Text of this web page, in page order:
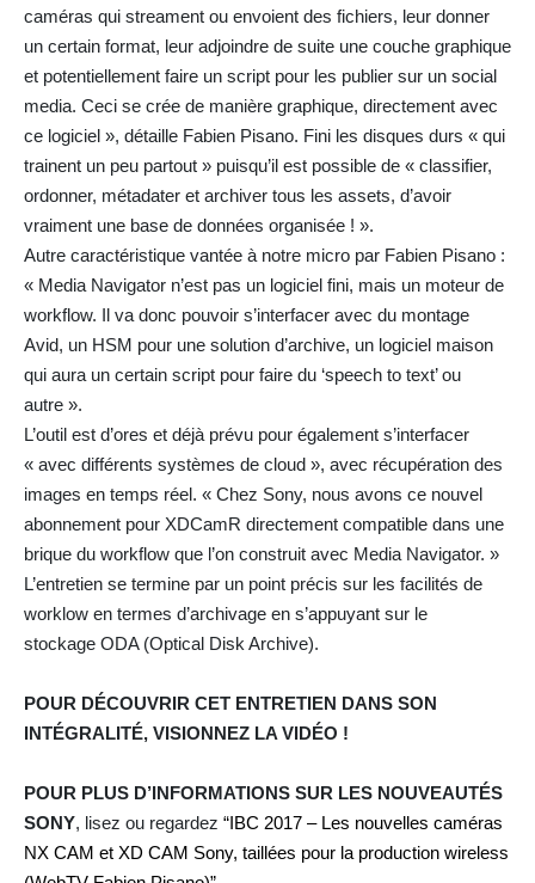
caméras qui streament ou envoient des fichiers, leur donner
un certain format, leur adjoindre de suite une couche graphique
et potentiellement faire un script pour les publier sur un social
media. Ceci se crée de manière graphique, directement avec
ce logiciel », détaille Fabien Pisano. Fini les disques durs « qui
trainent un peu partout » puisqu’il est possible de « classifier,
ordonner, métadater et archiver tous les assets, d’avoir
vraiment une base de données organisée ! ».
Autre caractéristique vantée à notre micro par Fabien Pisano :
« Media Navigator n’est pas un logiciel fini, mais un moteur de
workflow. Il va donc pouvoir s’interfacer avec du montage
Avid, un HSM pour une solution d’archive, un logiciel maison
qui aura un certain script pour faire du ‘speech to text’ ou
autre ».
L’outil est d’ores et déjà prévu pour également s’interfacer
« avec différents systèmes de cloud », avec récupération des
images en temps réel. « Chez Sony, nous avons ce nouvel
abonnement pour XDCamR directement compatible dans une
brique du workflow que l’on construit avec Media Navigator. »
L’entretien se termine par un point précis sur les facilités de
worklow en termes d’archivage en s’appuyant sur le
stockage ODA (Optical Disk Archive).
POUR DÉCOUVRIR CET ENTRETIEN DANS SON
INTÉGRALITÉ, VISIONNEZ LA VIDÉO !
POUR PLUS D’INFORMATIONS SUR LES NOUVEAUTÉS
SONY, lisez ou regardez “IBC 2017 – Les nouvelles caméras
NX CAM et XD CAM Sony, taillées pour la production wireless